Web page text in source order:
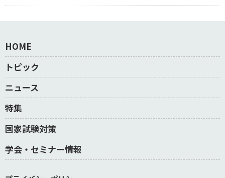
HOME
トピック
ニュース
特集
国家試験対策
学会・セミナー情報